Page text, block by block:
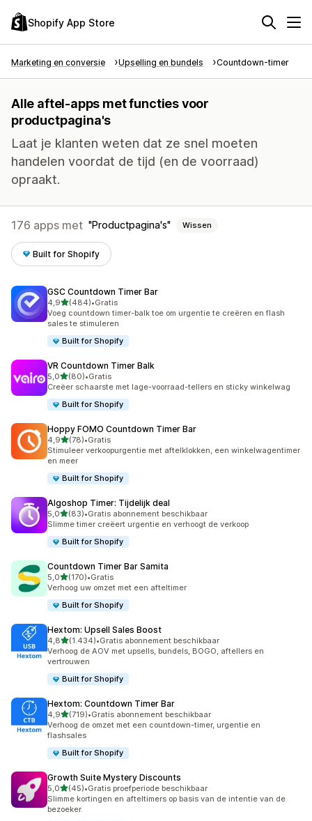
Shopify App Store
Marketing en conversie Upselling en bundels Countdown-timer
Alle aftel-apps met functies voor
productpagina's
Laat je klanten weten dat ze snel moeten
handelen voordat de tijd (en de voorraad)
opraakt.
176 apps met Productpagina's Wissen
Built for Shopify
GSC Countdown Timer Bar
4,9van 5 sterren
(484)
484 recensies in totaal
•Gratis
Voeg countdown timer-balk toe om urgentie te creëren en flash
sales te stimuleren
Built for Shopify
VR Countdown Timer Balk
5,0van 5 sterren
(80)
80 recensies in totaal
•Gratis
Creëer schaarste met lage-voorraad-tellers en sticky winkelwag
Built for Shopify
Hoppy FOMO Countdown Timer Bar
4,9van 5 sterren
(78)
78 recensies in totaal
•Gratis
Stimuleer verkoopurgentie met aftelklokken, een winkelwagentimer
en meer
Built for Shopify
Algoshop Timer: Tijdelijk deal
5,0van 5 sterren
(83)
83 recensies in totaal
•Gratis abonnement beschikbaar
Slimme timer creëert urgentie en verhoogt de verkoop
Built for Shopify
Countdown Timer Bar Samita
5,0van 5 sterren
(170)
170 recensies in totaal
•Gratis
Verhoog uw omzet met een afteltimer
Built for Shopify
Hextom: Upsell Sales Boost
4,8van 5 sterren
(1.434)
1434 recensies in totaal
•Gratis abonnement beschikbaar
Verhoog de AOV met upsells, bundels, BOGO, aftellers en
vertrouwen
Built for Shopify
Hextom: Countdown Timer Bar
4,9van 5 sterren
(719)
719 recensies in totaal
•Gratis abonnement beschikbaar
Verhoog de omzet met een countdown-timer, urgentie en
flashsales
Built for Shopify
Growth Suite Mystery Discounts
5,0van 5 sterren
(45)
45 recensies in totaal
•Gratis proefperiode beschikbaar
Slimme kortingen en afteltimers op basis van de intentie van de
bezoeker.